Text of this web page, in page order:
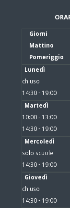
Giorni
Mattino
Pomeriggio
Lunedì
chiuso
14:30 - 19:00
Martedì
10:00 - 13:00
14:30 - 19:00
Mercoledì
solo scuole
14:30 - 19:00
Giovedì
chiuso
14:30 - 19:00